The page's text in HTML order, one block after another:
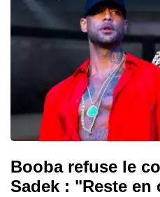
Booba refuse le
Sadek : "Reste en